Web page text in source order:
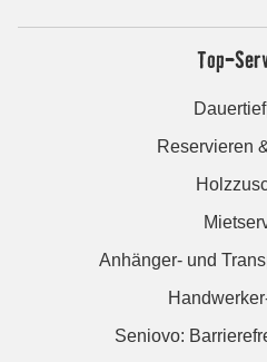
Top-
Reservieren
Anhänger- und
Seniovo: